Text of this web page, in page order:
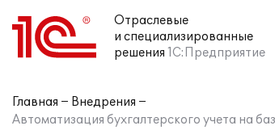
Отраслевые
и специализированные
решения 1С:Предприятие
Главная
Внедрения
Автоматизация бухгалтерского учета на